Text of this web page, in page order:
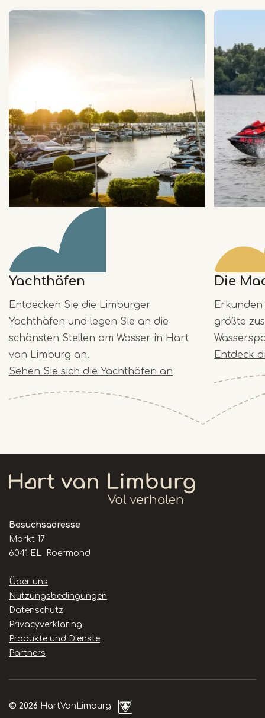
Yachthäfen
Entdecken Sie die Limburger
Yachthäfen und legen Sie an die
schönsten Stellen am Wasser in Hart
van Limburg an.
Sehen Sie sich die Yachthäfen an
Die
Erkunden
größte
Entdeck
Besuchsadresse
Markt 17
6041 EL Roermond
Handige
links
Über uns
Nutzungsbedingungen
Datenschutz
Privacyverklaring
Produkte und Dienste
Partners
© 2026 HartVanLimburg